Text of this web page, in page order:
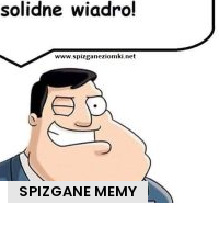
SPIZGANE MEMY